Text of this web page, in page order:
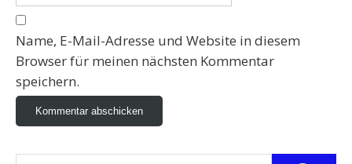
Name, E-Mail-Adresse und Website in diesem
Browser für meinen nächsten Kommentar
speichern.